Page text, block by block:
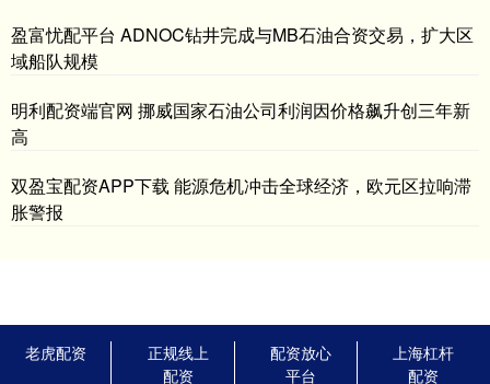
盈富忧配平台 ADNOC钻井完成与MB石油合资交易，扩大区
域船队规模
明利配资端官网 挪威国家石油公司利润因价格飙升创三年新
高
双盈宝配资APP下载 能源危机冲击全球经济，欧元区拉响滞
胀警报
老虎配资
正规线上
配资
配资放心
平台
上海杠杆
配资